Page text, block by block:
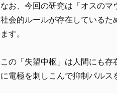
なお、今回の研究は「オスの
社会的ルールが存在している
ます。
この「失望中枢」は人間にも
に電極を刺しこんで抑制パルス